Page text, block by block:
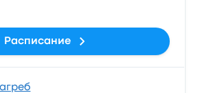
Расписание